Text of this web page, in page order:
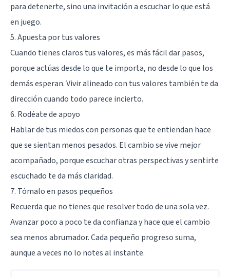
para detenerte, sino una invitación a escuchar lo que está
en juego.
5. Apuesta por tus valores
Cuando tienes claros tus valores, es más fácil dar pasos,
porque actúas desde lo que te importa, no desde lo que los
demás esperan. Vivir alineado con tus valores también te da
dirección cuando todo parece incierto.
6. Rodéate de apoyo
Hablar de tus miedos con personas que te entiendan hace
que se sientan menos pesados. El cambio se vive mejor
acompañado, porque escuchar otras perspectivas y sentirte
escuchado te da más claridad.
7. Tómalo en pasos pequeños
Recuerda que no tienes que resolver todo de una sola vez.
Avanzar poco a poco te da confianza y hace que el cambio
sea menos abrumador. Cada pequeño progreso suma,
aunque a veces no lo notes al instante.